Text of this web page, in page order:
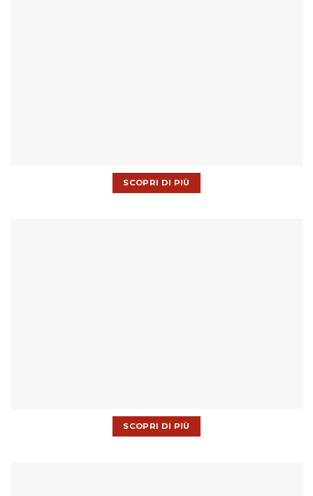
SCOPRI DI PIÙ
SCOPRI DI PIÙ